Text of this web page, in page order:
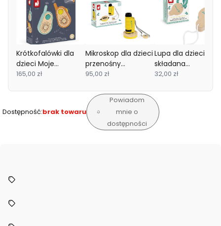
Krótkofalówki dla
dzieci Moje
pierwsze walkie
165,00 zł
Mikroskop dla dzieci
przenośny
kieszonkowy 3+
95,00 zł
Lupa dla dzieci
składana
kieszonkowa 3+
32,00 zł
Dostępność:brak towaru
Powiadom
mnie o
dostępności